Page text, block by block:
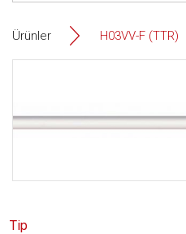
Ürünler H03VV-F (TTR)
Tip